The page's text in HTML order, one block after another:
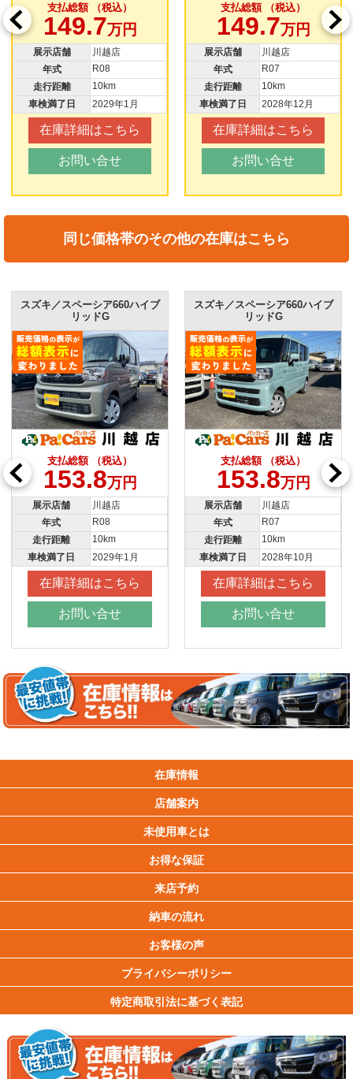
支払総額 （税込）
149.7万円
展示店舗
川越店
年式
R08
走行距離
10km
車検満了日
2029年1月
在庫詳細はこちら
お問い合せ
支払総額 （税込）
149.7万円
展示店舗
川越店
年式
R07
走行距離
10km
車検満了日
2028年12月
在庫詳細はこちら
お問い合せ
同じ価格帯のその他の在庫はこちら
スズキ／スペーシア660ハイブ
リッドG
支払総額 （税込）
153.8万円
展示店舗
川越店
年式
R07
走行距離
10km
車検満了日
2028年10月
在庫詳細はこちら
お問い合せ
スズキ／スペーシア660ハイブ
リッドG
支払総額 （税込）
153.8万円
展示店舗
所沢新座店
年式
R08
走行距離
4km
車検満了日
2029年1月
在庫詳細はこちら
お問い合せ
在庫情報
店舗案内
未使用車とは
お得な保証
来店予約
納車の流れ
お客様の声
プライバシーポリシー
特定商取引法に基づく表記